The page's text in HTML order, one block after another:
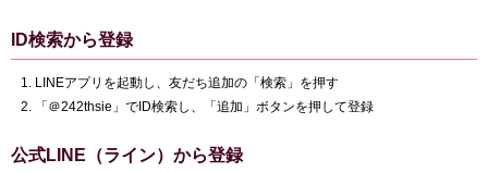
ID検索から登録
LINEアプリを起動し、友だち追加の「検索」を押す
「＠242thsie」でID検索し、「追加」ボタンを押して登録
公式LINE（ライン）から登録